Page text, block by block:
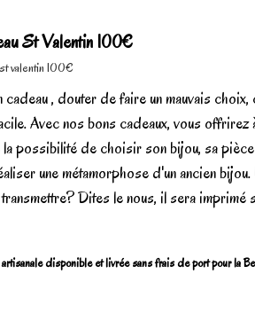
St Valentin 100€
valentin 100€
, douter de faire un mauvais choix,
Avec nos bons cadeaux, vous offrirez
la possibilité de choisir son bijou, sa
une métamorphose d'un ancien
Dites le nous, il sera imprimé
disponible et livrée sans frais de port pour la